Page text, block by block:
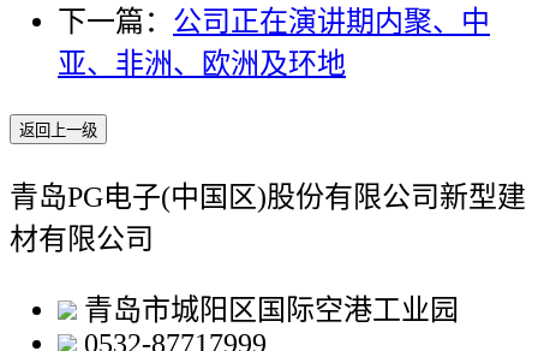
下一篇： 公司正在演讲期内聚、中
亚、非洲、欧洲及环地
返回上一级
青岛PG电子(中国区)股份有限公司新型建
材有限公司
青岛市城阳区国际空港工业园
0532-87717999